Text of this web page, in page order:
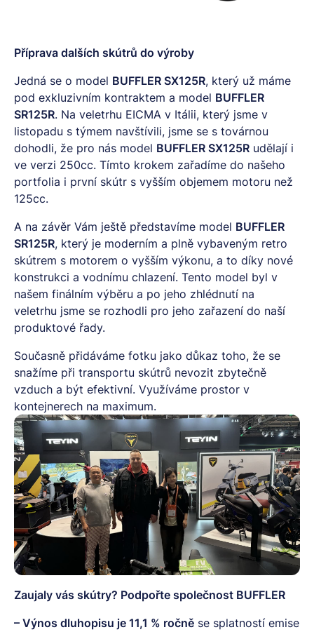
Příprava dalších skútrů do výroby
Jedná se o model BUFFLER SX125R, který už máme
pod exkluzivním kontraktem a model BUFFLER
SR125R. Na veletrhu EICMA v Itálii, který jsme v
listopadu s týmem navštívili, jsme se s továrnou
dohodli, že pro nás model BUFFLER SX125R udělají i
ve verzi 250cc. Tímto krokem zařadíme do našeho
portfolia i první skútr s vyšším objemem motoru než
125cc.
A na závěr Vám ještě představíme model BUFFLER
SR125R, který je moderním a plně vybaveným retro
skútrem s motorem o vyšším výkonu, a to díky nové
konstrukci a vodnímu chlazení. Tento model byl v
našem finálním výběru a po jeho zhlédnutí na
veletrhu jsme se rozhodli pro jeho zařazení do naší
produktové řady.
Současně přidáváme fotku jako důkaz toho, že se
snažíme při transportu skútrů nevozit zbytečně
vzduch a být efektivní. Využíváme prostor v
kontejnerech na maximum.
Zaujaly vás skútry? Podpořte společnost BUFFLER
– Výnos dluhopisu je 11,1 % ročně se splatností emise